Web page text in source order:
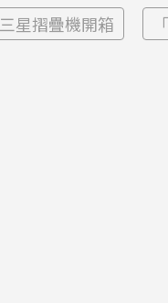
三星摺疊機開箱